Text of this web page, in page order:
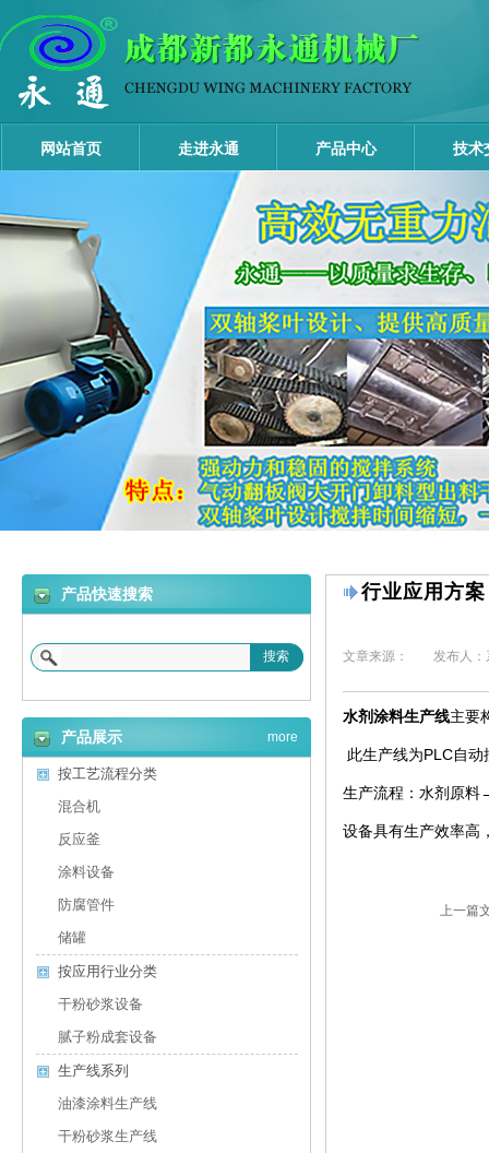
网站首页 走进永通 产品中心 技术
行业应用方案
文章来源： 发布人：
水剂涂料生产线主要
此生产线为PLC自
生产流程：水剂原料
设备具有生产效率高
上一篇
产品快速搜索
搜索
产品展示
按工艺流程分类
混合机
反应釜
涂料设备
防腐管件
储罐
按应用行业分类
干粉砂浆设备
腻子粉成套设备
生产线系列
油漆涂料生产线
干粉砂浆生产线
more